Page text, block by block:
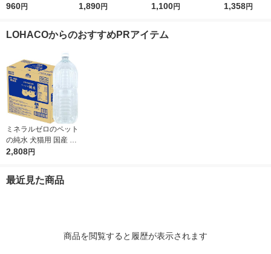
ロリー クランベリー
ド 犬 おやつ
960円
小型犬用 国産 120g
き
1,890円
ック 国産 20g 3袋 ド
1,100円
わんわん ド
1,358円
LOHACOからのおすすめPRアイテム
ミネラルゼロのペット
の純水 犬猫用 国産 2L
1ケース（1本×6）森
2,808円
最近見た商品
商品を閲覧すると履歴が表示されます